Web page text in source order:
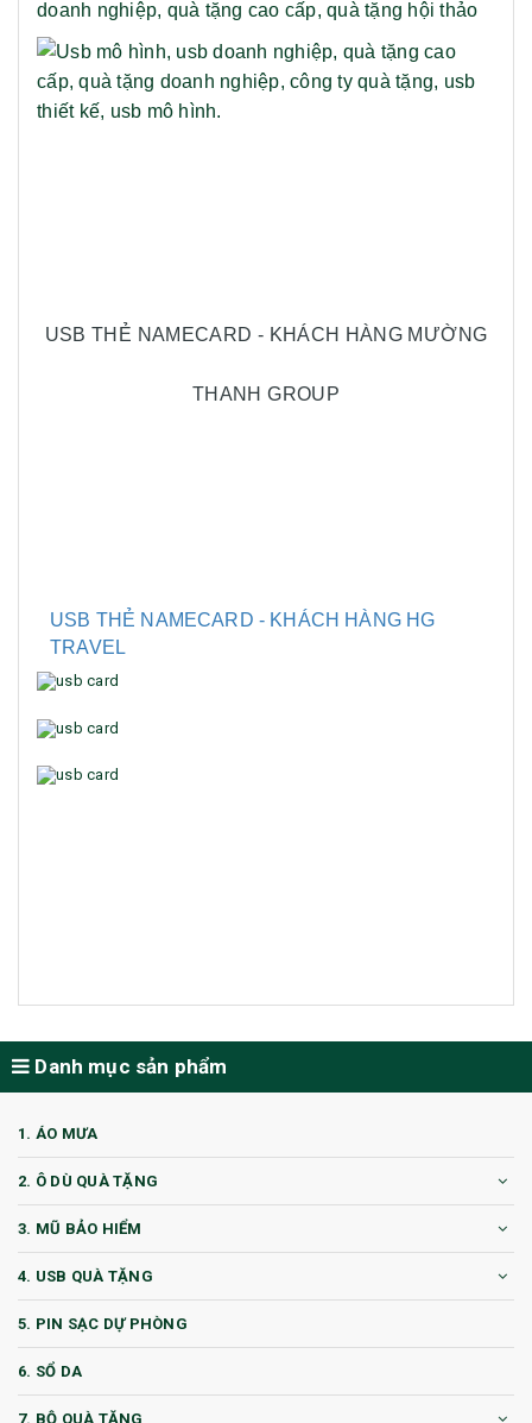
USB THẺ NAMECARD - KHÁCH HÀNG MƯỜNG
THANH GROUP
USB THẺ NAMECARD - KHÁCH HÀNG HG
TRAVEL
Danh mục sản phẩm
1. ÁO MƯA
2. Ô DÙ QUÀ TẶNG
3. MŨ BẢO HIỂM
4. USB QUÀ TẶNG
5. PIN SẠC DỰ PHÒNG
6. SỔ DA
7. BỘ QUÀ TẶNG